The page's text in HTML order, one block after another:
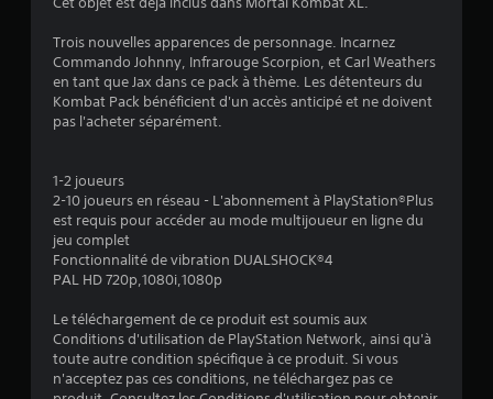
4
o
Trois nouvelles apparences de personnage. Incarnez
Commando Johnny, Infrarouge Scorpion, et Carl Weathers
en tant que Jax dans ce pack à thème. Les détenteurs du
Kombat Pack bénéficient d'un accès anticipé et ne doivent
pas l'acheter séparément.
1-2 joueurs
2-10 joueurs en réseau - L'abonnement à PlayStation®Plus
est requis pour accéder au mode multijoueur en ligne du
jeu complet
Fonctionnalité de vibration DUALSHOCK®4
PAL HD 720p,1080i,1080p
Le téléchargement de ce produit est soumis aux
Conditions d'utilisation de PlayStation Network, ainsi qu'à
toute autre condition spécifique à ce produit. Si vous
n'acceptez pas ces conditions, ne téléchargez pas ce